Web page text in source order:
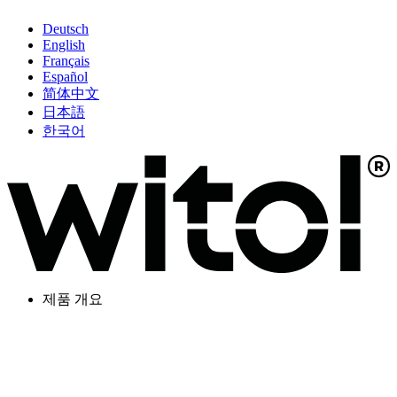
Deutsch
English
Français
Español
简体中文
日本語
한국어
제품 개요